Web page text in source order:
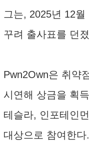
그는, 2025년 12
꾸려 출사표를 던
Pwn2Own은 취약
시연해 상금을 획
테슬라, 인포테인
대상으로 참여한